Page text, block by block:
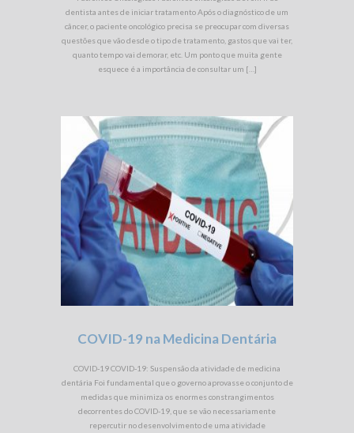
dentista antes de iniciar tratamento Após o diagnóstico de um
câncer, o paciente oncológico precisa se preocupar com diversas
questões que vão desde o tipo de tratamento, gastos que vai ter,
quanto tempo vai demorar, etc. Um ponto que muita gente
esquece é a importância de consultar um […]
COVID-19 na Medicina Dentária
COVID-19 COVID-19: Suspensão da atividade de medicina
dentária Foi fundamental que o governo aprovasse o conjunto de
medidas que minimiza os enormes constrangimentos
decorrentes do COVID-19, que se vão necessariamente
repercutir no desenvolvimento de uma atividade